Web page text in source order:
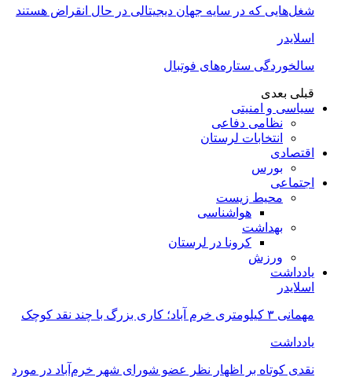
شغل‌‌هایی که در سایه جهان دیجیتالی در حال انقراض هستند
اسلایدر
سالخوردگی ستاره‌های فوتبال
قبلی بعدی
سیاسی و امنیتی
نظامی دفاعی
انتخابات لرستان
اقتصادی
بورس
اجتماعی
محیط زیست
هواشناسی
بهداشت
کرونا در لرستان
ورزش
یادداشت
اسلایدر
مهمانی ۳ کیلومتری خرم آباد؛ کاری بزرگ با چند نقد کوچک
یادداشت
نقدی کوتاه بر اظهار نظر عضو شورای شهر خرم‌آباد در مورد